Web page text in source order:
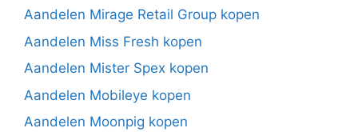
Aandelen Mirage Retail Group kopen
Aandelen Miss Fresh kopen
Aandelen Mister Spex kopen
Aandelen Mobileye kopen
Aandelen Moonpig kopen